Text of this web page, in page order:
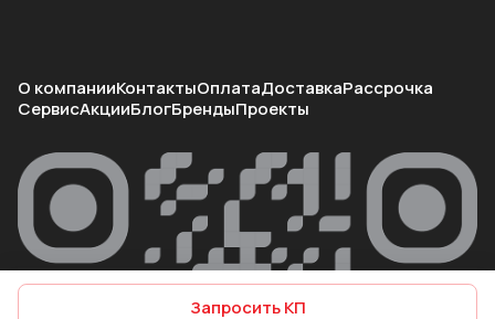
Запросить КП
О компанииКонтактыОплатаДоставкаРассрочка
СервисАкцииБлогБрендыПроекты